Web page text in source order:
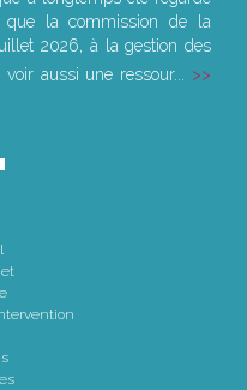
que la commission de la
2026, à la gestion des
aussi une ressour...